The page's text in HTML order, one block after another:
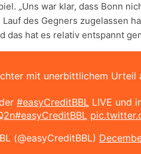
„Uns war klar, dass Bonn
des Gegners zugelassen
das hat es relativ entspannt
mit unerbittlichem Urteil
#easyCreditBBL LIVE und
#easyCreditBBL
(@easyCreditBBL)